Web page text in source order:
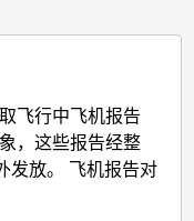
飞行中飞机报告
，这些报告经整
发放。 飞机报告对